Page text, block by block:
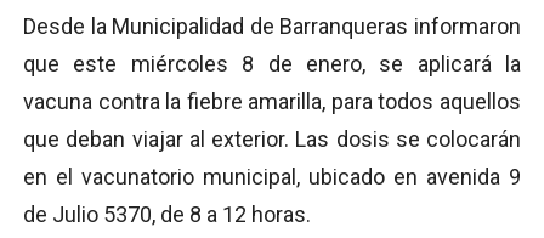
Desde la Municipalidad de Barranqueras informaron
que este miércoles 8 de enero, se aplicará la
vacuna contra la fiebre amarilla, para todos aquellos
que deban viajar al exterior. Las dosis se colocarán
en el vacunatorio municipal, ubicado en avenida 9
de Julio 5370, de 8 a 12 horas.